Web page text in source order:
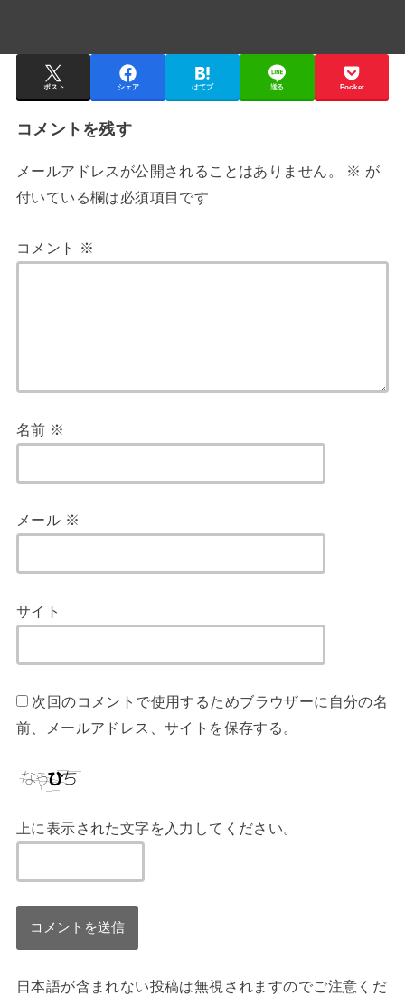
ポスト シェア はてブ 送る Pocket
コメントを残す
メールアドレスが公開されることはありません。 ※ が
付いている欄は必須項目です
コメント ※
名前 ※
メール ※
サイト
次回のコメントで使用するためブラウザーに自分の名
前、メールアドレス、サイトを保存する。
上に表示された文字を入力してください。
日本語が含まれない投稿は無視されますのでご注意くだ